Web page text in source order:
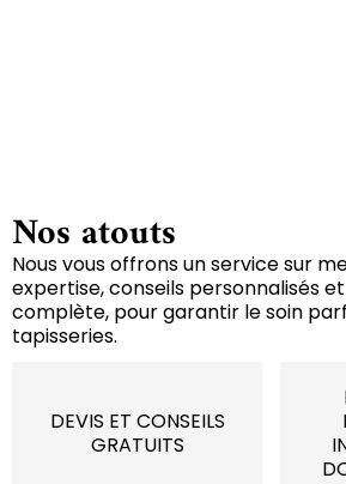
Nos atouts
Nous vous offrons un service sur
expertise, conseils personnalisés
complète, pour garantir le soin
tapisseries.
DEVIS ET CONSEILS
GRATUITS